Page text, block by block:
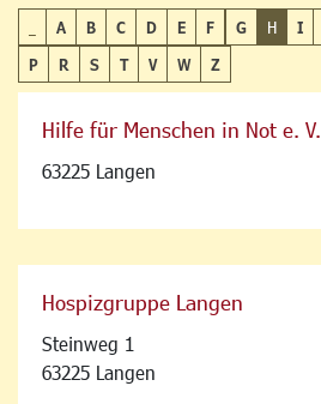
A B C D E F G H I
P
R S T V W Z
Hilfe für Menschen in Not e. V.
63225 Langen
Hospizgruppe Langen
Steinweg 1
63225 Langen